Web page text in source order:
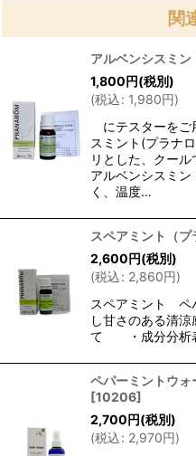
関
アルベンシスミ
1,800円(税別)
(税込: 1,980円)
にテスターをご
スミント(プラナ
リとした、クール
アルベンシスミ
く、温度…
スペアミント（プ
2,600円(税別)
(税込: 2,860円)
スペアミント ペ
し甘さのある清
て ・成分分析表
ペパーミントウ
[10206]
2,700円(税別)
(税込: 2,970円)